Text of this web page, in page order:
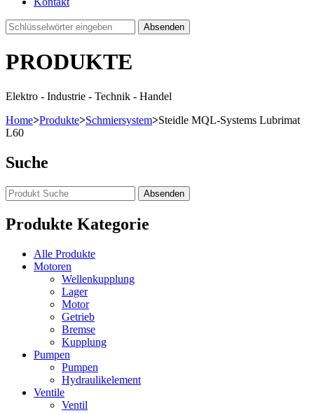
Absenden
PRODUKTE
Elektro - Industrie - Technik - Handel
Home>Produkte>Schmiersystem>Steidle MQL-Systems Lubrimat
L60
Suche
Produkte Kategorie
Alle Produkte
Motoren
Wellenkupplung
Lager
Motor
Getrieb
Bremse
Kupplung
Pumpen
Pumpen
Hydraulikelement
Ventile
Ventil